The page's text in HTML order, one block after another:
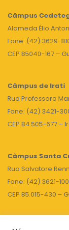
Câmpus
Alameda Élio
Fone: (42) 3629-
CEP 85040-167 –
Câmpus de Irati
Rua Professora
Fone: (42) 3421-
CEP 84.505-677 –
Câmpus Santa
Rua Salvatore
Fone: (42) 3621-
CEP 85.015-430 –